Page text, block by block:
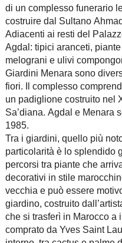
di un complesso funerario
costruire dal Sultano
Adiacenti ai resti del
Agdal: tipici aranceti,
melograni e ulivi
Giardini Menara sono
fiori. Il complesso
un padiglione costruito nel
Sa’diana. Agdal e Menara
1985.
Tra i giardini, quello più
particolarità è lo splendido
percorsi tra piante che
decorativi in stile
vecchia e può essere
giardino, costruito
che si trasferì in Marocco a
comprato da Yves Saint